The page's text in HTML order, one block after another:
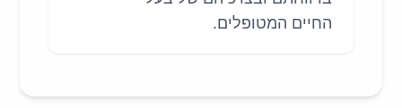
החיים המטופלים.